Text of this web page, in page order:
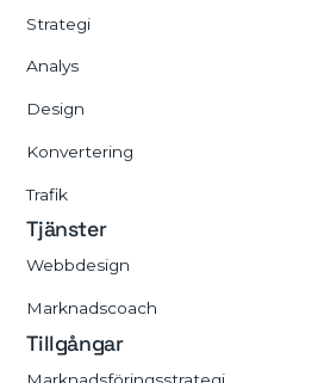
Strategi
Analys
Design
Konvertering
Trafik
Tjänster
Webbdesign
Marknadscoach
Tillgångar
Marknadsföringsstrategi